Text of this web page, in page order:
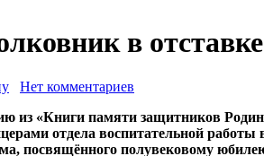
в
Нет комментариев
«Книги памяти защитников
отдела воспитательной
посвящённого полувековому